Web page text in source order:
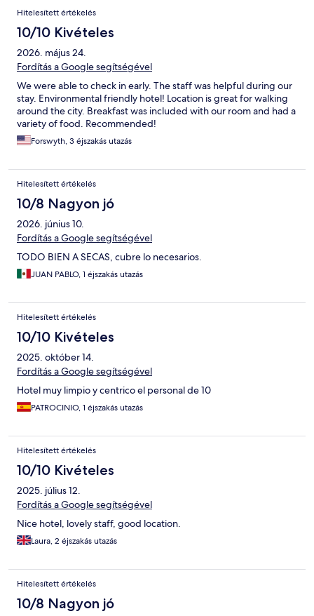
Hitelesített értékelés
10/10 Kivételes
2026. május 24.
Fordítás a Google segítségével
We were able to check in early. The staff was helpful during our
stay. Environmental friendly hotel! Location is great for walking
around the city. Breakfast was included with our room and had a
variety of food. Recommended!
Forswyth, 3 éjszakás utazás
Hitelesített értékelés
10/8 Nagyon jó
2026. június 10.
Fordítás a Google segítségével
TODO BIEN A SECAS, cubre lo necesarios.
JUAN PABLO, 1 éjszakás utazás
Hitelesített értékelés
10/10 Kivételes
2025. október 14.
Fordítás a Google segítségével
Hotel muy limpio y centrico el personal de 10
PATROCINIO, 1 éjszakás utazás
Hitelesített értékelés
10/10 Kivételes
2025. július 12.
Fordítás a Google segítségével
Nice hotel, lovely staff, good location.
Laura, 2 éjszakás utazás
Hitelesített értékelés
10/8 Nagyon jó